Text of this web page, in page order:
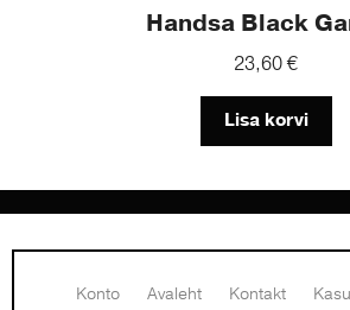
Handsa Black
23,60€
Lisa korvi
Konto Avaleht Kontakt